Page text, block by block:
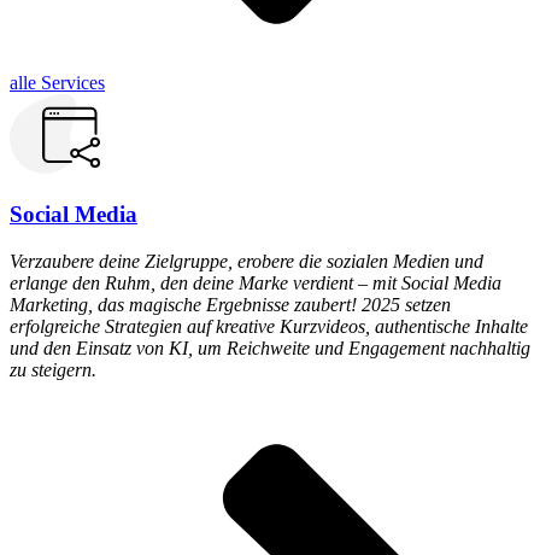
alle Services
Social Media
Verzaubere deine Zielgruppe, erobere die sozialen Medien und
erlange den Ruhm, den deine Marke verdient – mit Social Media
Marketing, das magische Ergebnisse zaubert! 2025 setzen
erfolgreiche Strategien auf kreative Kurzvideos, authentische Inhalte
und den Einsatz von KI, um Reichweite und Engagement nachhaltig
zu steigern.